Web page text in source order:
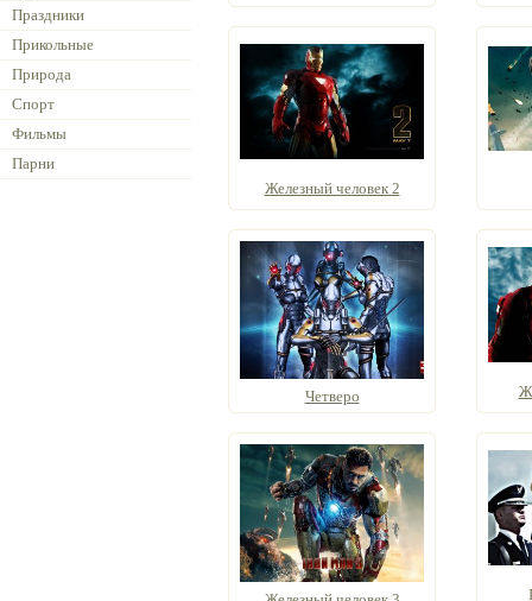
Праздники
Прикольные
Природа
Спорт
Фильмы
Парни
Железный человек 2
Четверо